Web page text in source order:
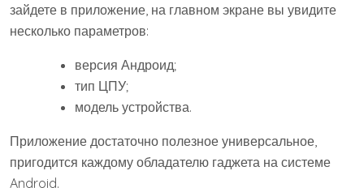
зайдете в приложение, на главном экране вы увидите
несколько параметров:
версия Андроид;
тип ЦПУ;
модель устройства.
Приложение достаточно полезное универсальное,
пригодится каждому обладателю гаджета на системе
Android.